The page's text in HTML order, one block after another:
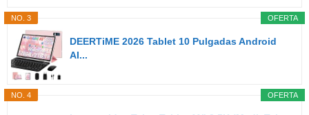
OFERTA
NO. 3
DEERTiME 2026 Tablet 10 Pulgadas Android
AI...
OFERTA
NO. 4